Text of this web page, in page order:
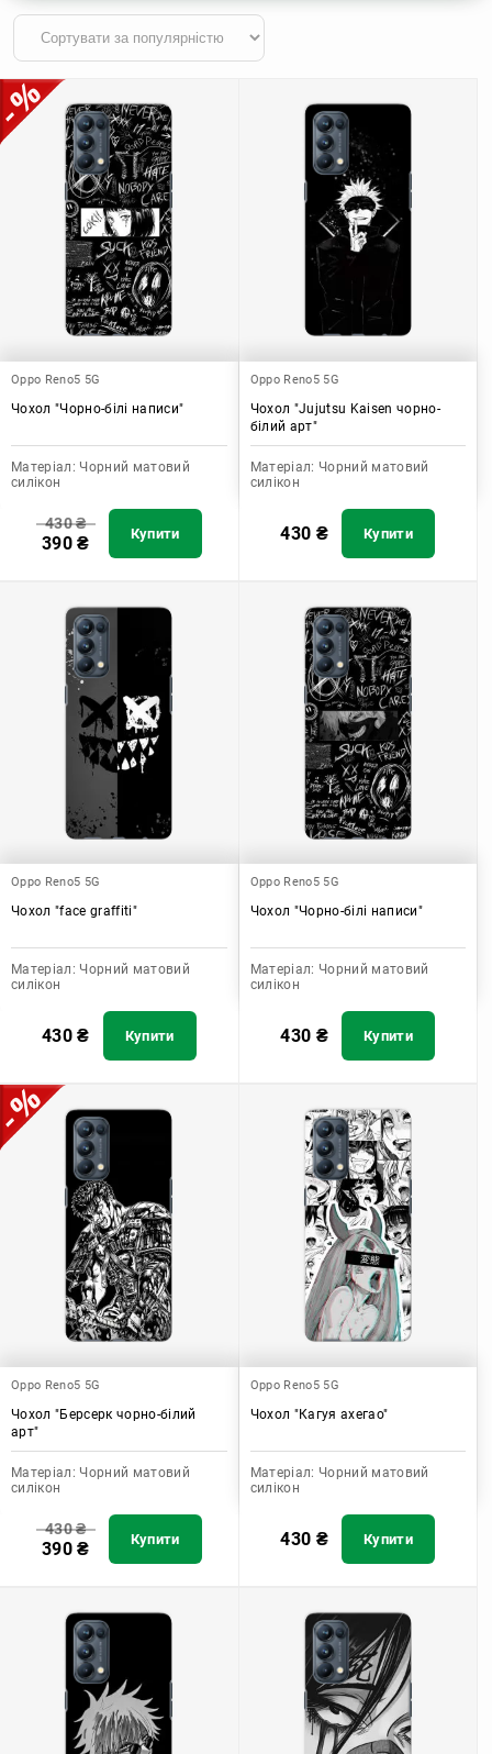
Oppo Reno5 5G
Чохол "Чорно-білі написи"
Матеріал: Чорний матовий
силікон
430₴
390₴ Купити
Oppo Reno5 5G
Чохол "Jujutsu Kaisen чорно-
білий арт"
Матеріал: Чорний матовий
силікон
430 ₴ Купити
Oppo Reno5 5G
Чохол "face graffiti"
Матеріал: Чорний матовий
силікон
430₴ Купити
Oppo Reno5 5G
Чохол "Чорно-білі написи"
Матеріал: Чорний матовий
силікон
430 ₴ Купити
Oppo Reno5 5G
Чохол "Берсерк чорно-білий
арт"
Матеріал: Чорний матовий
силікон
430₴
390₴ Купити
Oppo Reno5 5G
Чохол "Кагуя ахегао"
Матеріал: Чорний матовий
силікон
430 ₴ Купити